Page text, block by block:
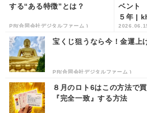
する“ある特徴”とは？
PR(合同会社デジタルファーム )
ベント
５年 |
宝くじ狙うなら今！金運上
PR(合同会社デジタルファーム )
８月のロト6はこの方法で
『完全一致』する方法